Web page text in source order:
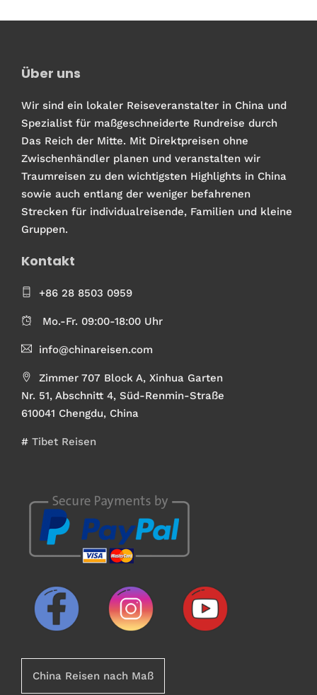
Über uns
Wir sind ein lokaler Reiseveranstalter in China und
Spezialist für maßgeschneiderte Rundreise durch
Das Reich der Mitte. Mit Direktpreisen ohne
Zwischenhändler planen und veranstalten wir
Traumreisen zu den wichtigsten Highlights in China
sowie auch entlang der weniger befahrenen
Strecken für individualreisende, Familien und kleine
Gruppen.
Kontakt
+86 28 8503 0959
Mo.-Fr. 09:00-18:00 Uhr
info@chinareisen.com
Zimmer 707 Block A, Xinhua Garten
Nr. 51, Abschnitt 4, Süd-Renmin-Straße
610041 Chengdu, China
# Tibet Reisen
China Reisen nach Maß